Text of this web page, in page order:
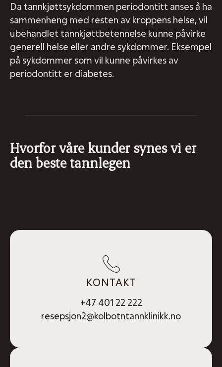
Da tannkjøttsykdommen periodontitt anses å ha
sammenheng med resten av kroppens helse, vil
ubehandlet tannkjøttbetennelse kunne påvirke
generell helse eller andre sykdommer. Eksempel
på sykdommer som vil kunne påvirkes av
periodontitt er diabetes.
Hvorfor våre kunder synes vi er
den beste tannlegen
KONTAKT
+47 401 22 222
resepsjon2@kolbotntannklinikk.no